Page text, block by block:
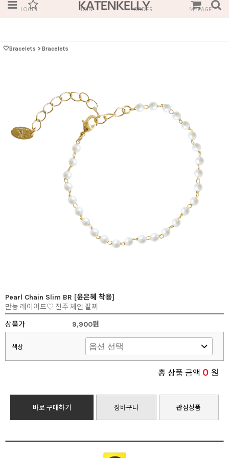
LOGIN JOIN ORDER MYPAGE
🤍Bracelets > Bracelets
Pearl Chain Slim BR [윤은혜 착용]
만능 레이어드♡ 진주 체인 팔찌
상품가
9,900원
색상
총 상품 금액 0 원
바로 구매하기 장바구니 관심상품